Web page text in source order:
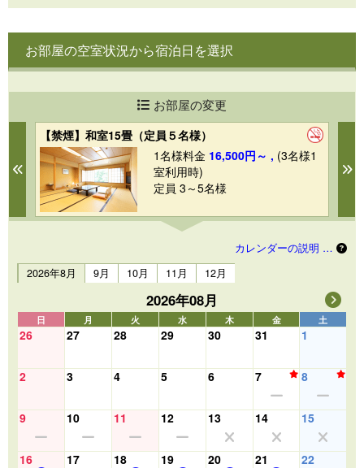
お部屋の空室状況から宿泊日を選択
お部屋の変更
Previous
【禁煙】和室15畳（定員５名様）
1名様料金 16,500円～ , (3名様1
室利用時)
定員 3～5名様
カレンダーの説明 …
2026年8月
9月 10月 11月 12月
2026年08月
日 月 火 水 木 金 土
26 27 28 29 30 31 1
2 3 4 5 6 7 8
9 10 11 12 13 14 15
16 17 18 19 20 21 22